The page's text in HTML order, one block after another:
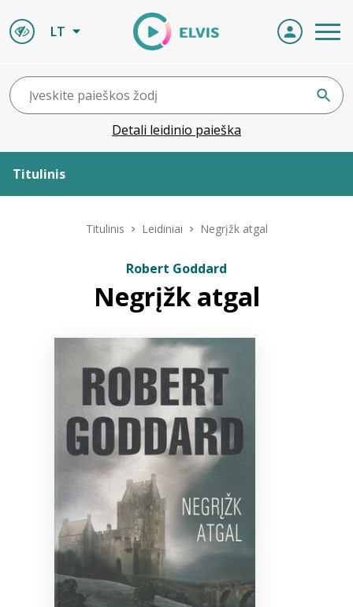
LT
Detali leidinio paieška
Titulinis
ELVIS atvyksta
Bibliotekoms
Titulinis Leidiniai Negrįžk atgal
Robert Goddard
Negrįžk atgal